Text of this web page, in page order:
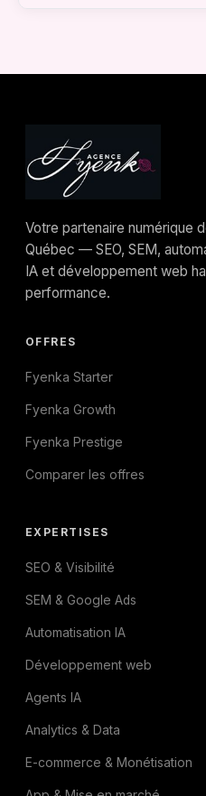
non pertinente fait
dollar investi génère
Votre partenaire numérique
Québec — SEO, SEM,
IA et développement web
performance.
OFFRES
Fyenka Starter
Fyenka Growth
Fyenka Prestige
Comparer les offres
EXPERTISES
SEO & Visibilité
SEM & Google Ads
Automatisation IA
Développement web
Agents IA
Analytics & Data
E-commerce & Monétisation